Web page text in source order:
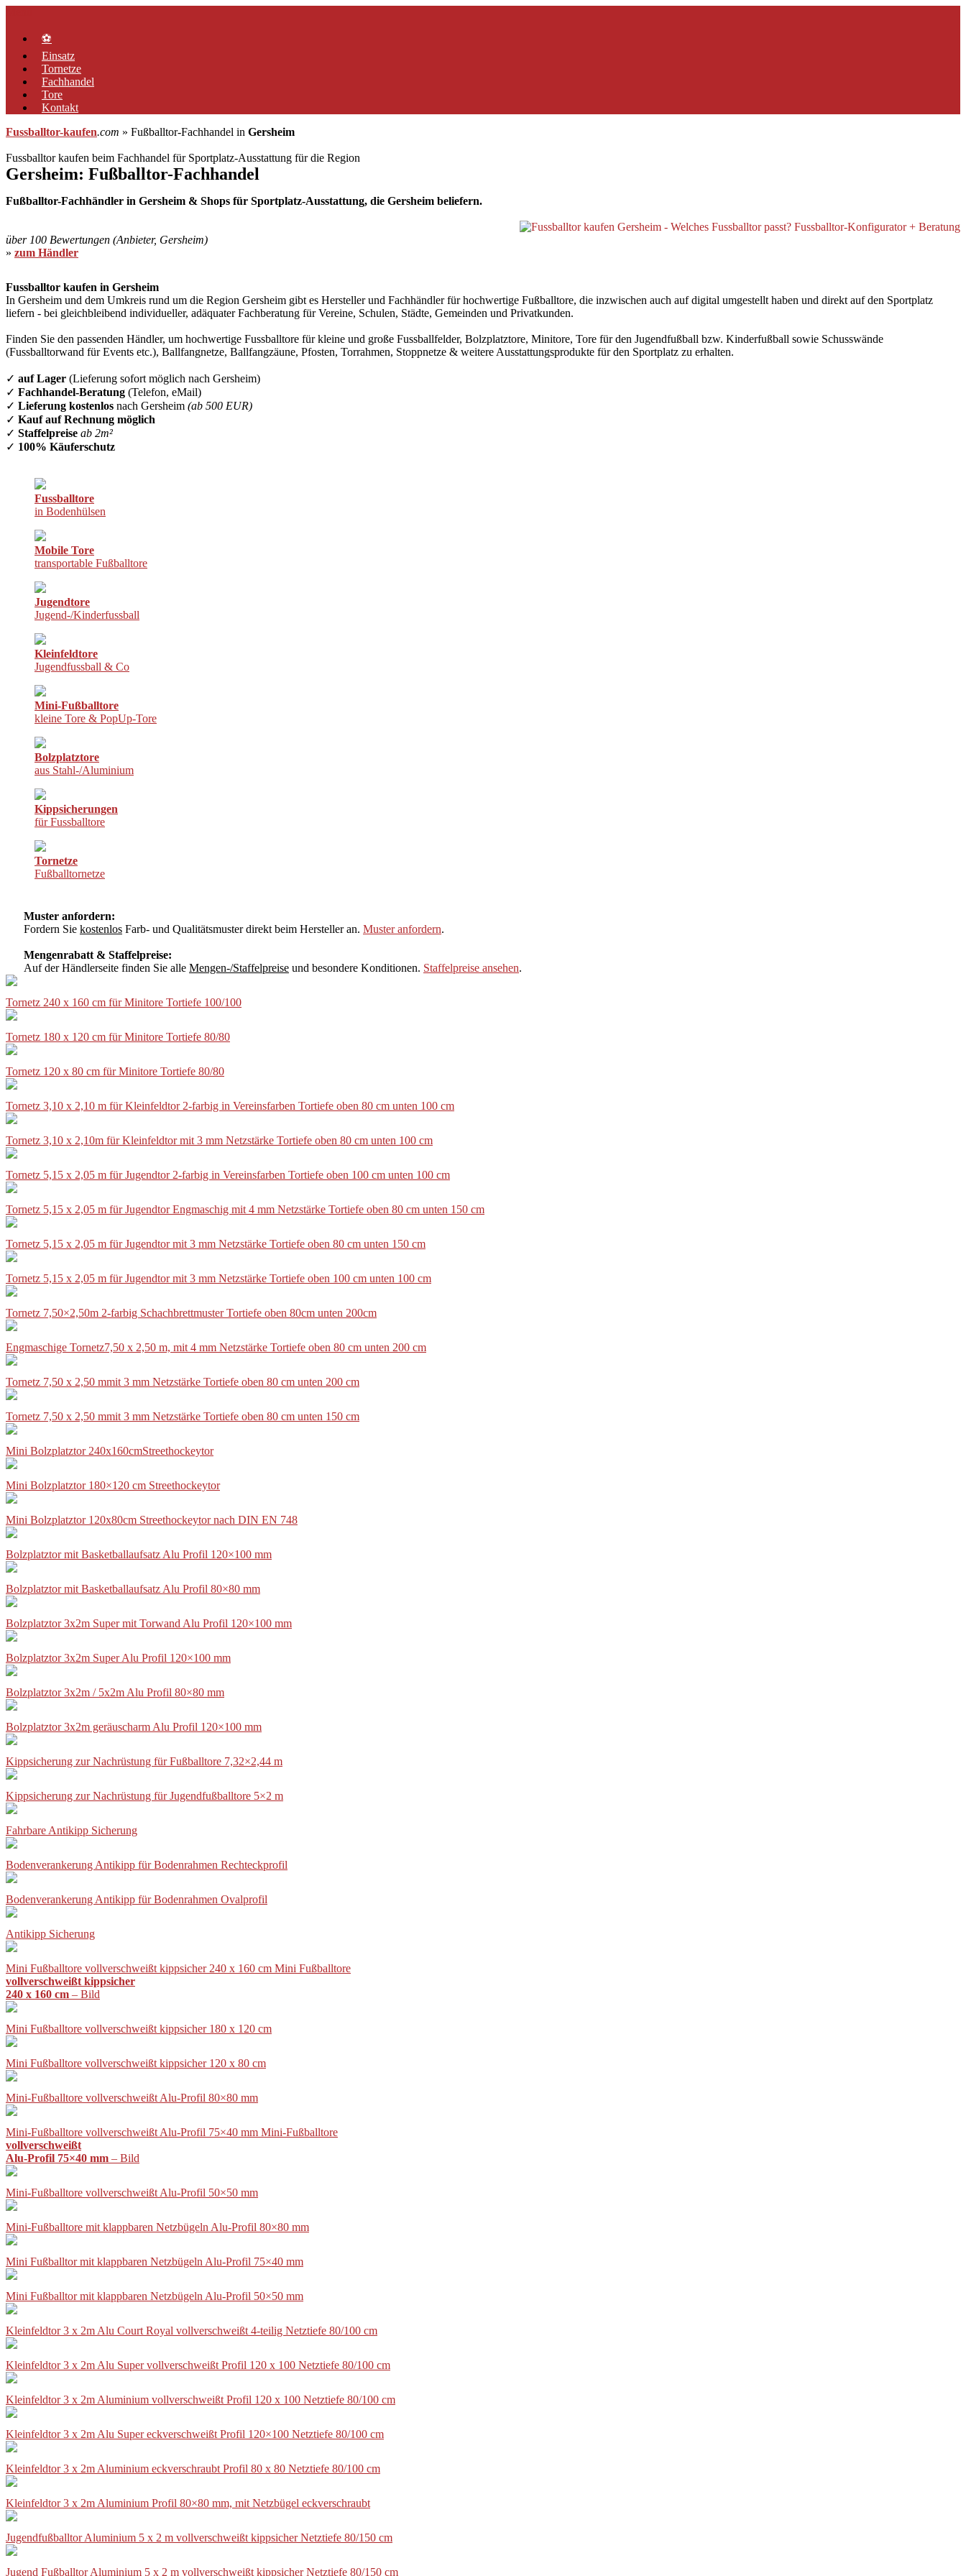
springen⚽
Einsatz
Tornetze
Fachhandel
Tore
Kontakt
Fussballtor-kaufen.com » Fußballtor-Fachhandel in Gersheim
Fussballtor kaufen beim Fachhandel für Sportplatz-Ausstattung für die Region
Gersheim: Fußballtor-Fachhandel
Fußballtor-Fachhändler in Gersheim & Shops für Sportplatz-Ausstattung, die Gersheim beliefern.
über 100 Bewertungen (Anbieter, Gersheim)
» zum Händler
Fussballtor kaufen in Gersheim
In Gersheim und dem Umkreis rund um die Region Gersheim gibt es Hersteller und Fachhändler für hochwertige Fußballtore, die inzwischen auch auf digital umgestellt haben und direkt auf den Sportplatz
liefern - bei gleichbleibend individueller, adäquater Fachberatung für Vereine, Schulen, Städte, Gemeinden und Privatkunden.
Finden Sie den passenden Händler, um hochwertige Fussballtore für kleine und große Fussballfelder, Bolzplatztore, Minitore, Tore für den Jugendfußball bzw. Kinderfußball sowie Schusswände
(Fussballtorwand für Events etc.), Ballfangnetze, Ballfangzäune, Pfosten, Torrahmen, Stoppnetze & weitere Ausstattungsprodukte für den Sportplatz zu erhalten.
✓ auf Lager (Lieferung sofort möglich nach Gersheim)
✓ Fachhandel-Beratung (Telefon, eMail)
✓ Lieferung kostenlos nach Gersheim (ab 500 EUR)
✓ Kauf auf Rechnung möglich
✓ Staffelpreise ab 2m²
✓ 100% Käuferschutz
Fussballtore
in Bodenhülsen
Mobile Tore
transportable Fußballtore
Jugendtore
Jugend-/Kinderfussball
Kleinfeldtore
Jugendfussball & Co
Mini-Fußballtore
kleine Tore & PopUp-Tore
Bolzplatztore
aus Stahl-/Aluminium
Kippsicherungen
für Fussballtore
Tornetze
Fußballtornetze
Muster anfordern:
Fordern Sie kostenlos Farb- und Qualitätsmuster direkt beim Hersteller an. Muster anfordern.
Mengenrabatt & Staffelpreise:
Auf der Händlerseite finden Sie alle Mengen-/Staffelpreise und besondere Konditionen. Staffelpreise ansehen.
Tornetz 240 x 160 cm für Minitore Tortiefe 100/100
Tornetz 180 x 120 cm für Minitore Tortiefe 80/80
Tornetz 120 x 80 cm für Minitore Tortiefe 80/80
Tornetz 3,10 x 2,10 m für Kleinfeldtor 2-farbig in Vereinsfarben Tortiefe oben 80 cm unten 100 cm
Tornetz 3,10 x 2,10m für Kleinfeldtor mit 3 mm Netzstärke Tortiefe oben 80 cm unten 100 cm
Tornetz 5,15 x 2,05 m für Jugendtor 2-farbig in Vereinsfarben Tortiefe oben 100 cm unten 100 cm
Tornetz 5,15 x 2,05 m für Jugendtor Engmaschig mit 4 mm Netzstärke Tortiefe oben 80 cm unten 150 cm
Tornetz 5,15 x 2,05 m für Jugendtor mit 3 mm Netzstärke Tortiefe oben 80 cm unten 150 cm
Tornetz 5,15 x 2,05 m für Jugendtor mit 3 mm Netzstärke Tortiefe oben 100 cm unten 100 cm
Tornetz 7,50×2,50m 2-farbig Schachbrettmuster Tortiefe oben 80cm unten 200cm
Engmaschige Tornetz7,50 x 2,50 m, mit 4 mm Netzstärke Tortiefe oben 80 cm unten 200 cm
Tornetz 7,50 x 2,50 mmit 3 mm Netzstärke Tortiefe oben 80 cm unten 200 cm
Tornetz 7,50 x 2,50 mmit 3 mm Netzstärke Tortiefe oben 80 cm unten 150 cm
Mini Bolzplatztor 240x160cmStreethockeytor
Mini Bolzplatztor 180×120 cm Streethockeytor
Mini Bolzplatztor 120x80cm Streethockeytor nach DIN EN 748
Bolzplatztor mit Basketballaufsatz Alu Profil 120×100 mm
Bolzplatztor mit Basketballaufsatz Alu Profil 80×80 mm
Bolzplatztor 3x2m Super mit Torwand Alu Profil 120×100 mm
Bolzplatztor 3x2m Super Alu Profil 120×100 mm
Bolzplatztor 3x2m / 5x2m Alu Profil 80×80 mm
Bolzplatztor 3x2m geräuscharm Alu Profil 120×100 mm
Kippsicherung zur Nachrüstung für Fußballtore 7,32×2,44 m
Kippsicherung zur Nachrüstung für Jugendfußballtore 5×2 m
Fahrbare Antikipp Sicherung
Bodenverankerung Antikipp für Bodenrahmen Rechteckprofil
Bodenverankerung Antikipp für Bodenrahmen Ovalprofil
Antikipp Sicherung
Mini Fußballtore vollverschweißt kippsicher 240 x 160 cm Mini Fußballtore
vollverschweißt kippsicher
240 x 160 cm – Bild
Mini Fußballtore vollverschweißt kippsicher 180 x 120 cm
Mini Fußballtore vollverschweißt kippsicher 120 x 80 cm
Mini-Fußballtore vollverschweißt Alu-Profil 80×80 mm
Mini-Fußballtore vollverschweißt Alu-Profil 75×40 mm Mini-Fußballtore
vollverschweißt
Alu-Profil 75×40 mm – Bild
Mini-Fußballtore vollverschweißt Alu-Profil 50×50 mm
Mini-Fußballtore mit klappbaren Netzbügeln Alu-Profil 80×80 mm
Mini Fußballtor mit klappbaren Netzbügeln Alu-Profil 75×40 mm
Mini Fußballtor mit klappbaren Netzbügeln Alu-Profil 50×50 mm
Kleinfeldtor 3 x 2m Alu Court Royal vollverschweißt 4-teilig Netztiefe 80/100 cm
Kleinfeldtor 3 x 2m Alu Super vollverschweißt Profil 120 x 100 Netztiefe 80/100 cm
Kleinfeldtor 3 x 2m Aluminium vollverschweißt Profil 120 x 100 Netztiefe 80/100 cm
Kleinfeldtor 3 x 2m Alu Super eckverschweißt Profil 120×100 Netztiefe 80/100 cm
Kleinfeldtor 3 x 2m Aluminium eckverschraubt Profil 80 x 80 Netztiefe 80/100 cm
Kleinfeldtor 3 x 2m Aluminium Profil 80×80 mm, mit Netzbügel eckverschraubt
Jugendfußballtor Aluminium 5 x 2 m vollverschweißt kippsicher Netztiefe 80/150 cm
Jugend Fußballtor Aluminium 5 x 2 m vollverschweißt kippsicher Netztiefe 80/150 cm